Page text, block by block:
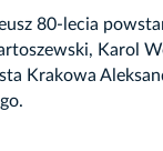
80-lecia
Karol
Krakowa